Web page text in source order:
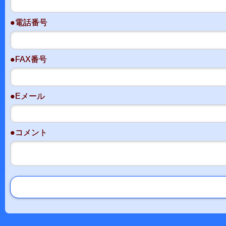
●電話番号
●FAX番号
●Eメール
●コメント